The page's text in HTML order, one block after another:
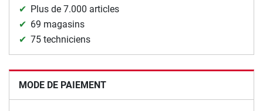
Plus de 7.000 articles
69 magasins
75 techniciens
MODE DE PAIEMENT